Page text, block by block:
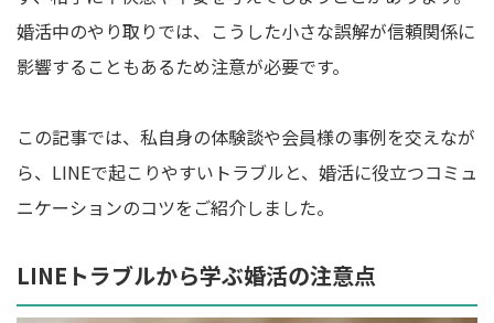
婚活中のやり取りでは、こうした小さな誤解が信頼関係に
影響することもあるため注意が必要です。
この記事では、私自身の体験談や会員様の事例を交えなが
ら、LINEで起こりやすいトラブルと、婚活に役立つコミュ
ニケーションのコツをご紹介しました。
LINEトラブルから学ぶ婚活の注意点